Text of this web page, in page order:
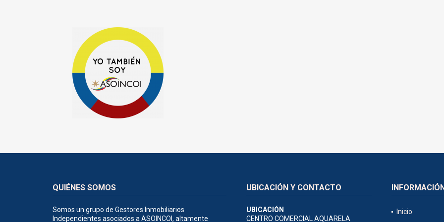
QUIÉNES SOMOS
Somos un grupo de Gestores Inmobiliarios
Independientes asociados a ASOINCOI, altamente
UBICACIÓN Y CONTACTO
UBICACIÓN
CENTRO COMERCIAL AQUARELA
Inicio